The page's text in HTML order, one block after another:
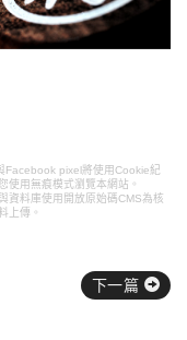
Facebook pixel將使用Cookie紀
使用無痕模式瀏覽本網站。
資料庫使用開放原始碼CMS為核
上傳。
下一篇